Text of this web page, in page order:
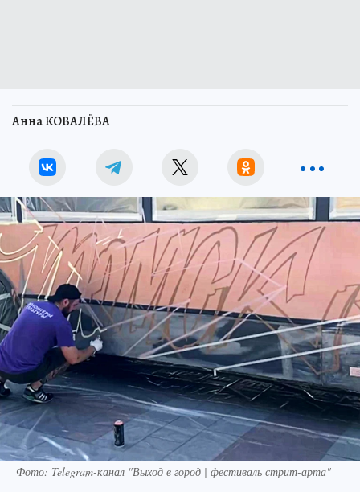
Анна КОВАЛЁВА
Фото: Telegram-канал "Выход в город | фестиваль стрит-арта"